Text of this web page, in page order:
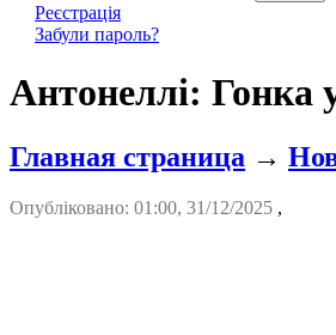
Реєстрація
Забули пароль?
Антонеллі: Гонка
Главная страница →
Опубліковано: 01:00, 31/12/2025 ,